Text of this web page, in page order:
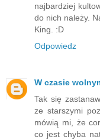
najbardziej
do nich należy.
King. :D
Odpowiedz
W czasie
Tak się
ze starszymi
mówią mi, że
co jest chyba